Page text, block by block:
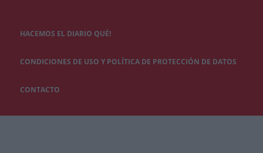
HACEMOS EL DIARIO QUÉ!
CONDICIONES DE USO Y POLÍTICA DE PROTECCIÓN DE DATOS
CONTACTO